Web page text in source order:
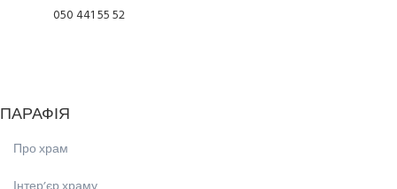
050 441 55 52
ПАРАФІЯ
Про храм